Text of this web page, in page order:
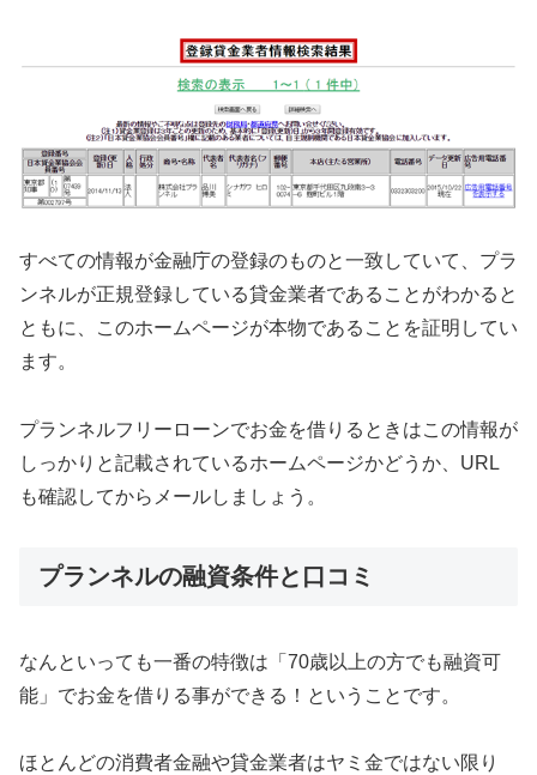
すべての情報が金融庁の登録のものと一致していて、プラ
ンネルが正規登録している貸金業者であることがわかると
ともに、このホームページが本物であることを証明してい
ます。
プランネルフリーローンでお金を借りるときはこの情報が
しっかりと記載されているホームページかどうか、URL
も確認してからメールしましょう。
プランネルの融資条件と口コミ
なんといっても一番の特徴は「70歳以上の方でも融資可
能」でお金を借りる事ができる！ということです。
ほとんどの消費者金融や貸金業者はヤミ金ではない限り